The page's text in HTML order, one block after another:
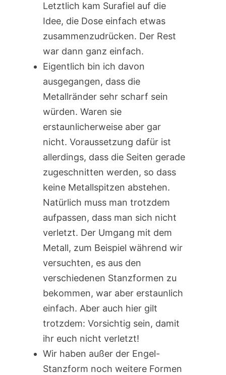
Letztlich kam Surafiel auf die
Idee, die Dose einfach etwas
zusammenzudrücken. Der Rest
war dann ganz einfach.
Eigentlich bin ich davon
ausgegangen, dass die
Metallränder sehr scharf sein
würden. Waren sie
erstaunlicherweise aber gar
nicht. Voraussetzung dafür ist
allerdings, dass die Seiten gerade
zugeschnitten werden, so dass
keine Metallspitzen abstehen.
Natürlich muss man trotzdem
aufpassen, dass man sich nicht
verletzt. Der Umgang mit dem
Metall, zum Beispiel während wir
versuchten, es aus den
verschiedenen Stanzformen zu
bekommen, war aber erstaunlich
einfach. Aber auch hier gilt
trotzdem: Vorsichtig sein, damit
ihr euch nicht verletzt!
Wir haben außer der Engel-
Stanzform noch weitere Formen